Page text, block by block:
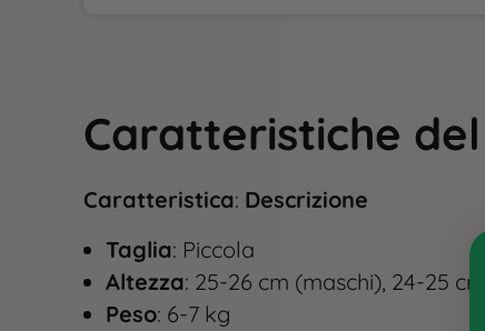
Caratteristiche
Caratteristica: Descrizione
Taglia: Piccola
Altezza: 25-26 cm (maschi), 24-25
Peso: 6-7 kg